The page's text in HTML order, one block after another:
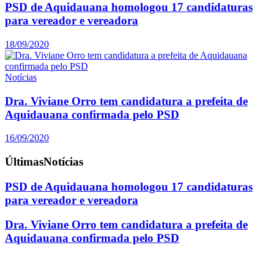
PSD de Aquidauana homologou 17 candidaturas
para vereador e vereadora
18/09/2020
Notícias
Dra. Viviane Orro tem candidatura a prefeita de
Aquidauana confirmada pelo PSD
16/09/2020
ÚltimasNotícias
PSD de Aquidauana homologou 17 candidaturas
para vereador e vereadora
Dra. Viviane Orro tem candidatura a prefeita de
Aquidauana confirmada pelo PSD